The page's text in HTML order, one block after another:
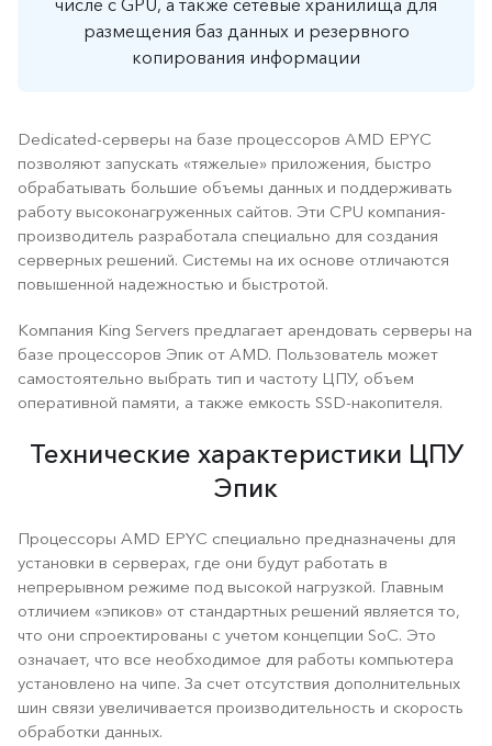
числе с GPU, а также сетевые хранилища для
размещения баз данных и резервного
копирования информации
Dedicated-серверы на базе процессоров AMD EPYC
позволяют запускать «тяжелые» приложения, быстро
обрабатывать большие объемы данных и поддерживать
работу высоконагруженных сайтов. Эти CPU компания-
производитель разработала специально для создания
серверных решений. Системы на их основе отличаются
повышенной надежностью и быстротой.
Компания King Servers предлагает арендовать серверы на
базе процессоров Эпик от AMD. Пользователь может
самостоятельно выбрать тип и частоту ЦПУ, объем
оперативной памяти, а также емкость SSD-накопителя.
Технические характеристики ЦПУ
Эпик
Процессоры AMD EPYC специально предназначены для
установки в серверах, где они будут работать в
непрерывном режиме под высокой нагрузкой. Главным
отличием «эпиков» от стандартных решений является то,
что они спроектированы с учетом концепции SoC. Это
означает, что все необходимое для работы компьютера
установлено на чипе. За счет отсутствия дополнительных
шин связи увеличивается производительность и скорость
обработки данных.